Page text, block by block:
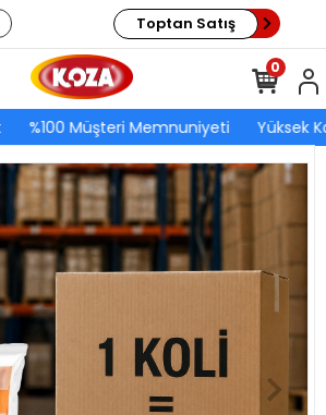
%100 Müşteri Memnuniyeti Yüksek
Toptan Satış
0